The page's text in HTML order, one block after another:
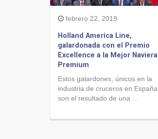
febrero 22, 2019
Holland America Line,
galardonada con el Premio
Excellence a la Mejor Naviera
Premium
Estos galardones, únicos en la
industria de cruceros en España,
son el resultado de una ...